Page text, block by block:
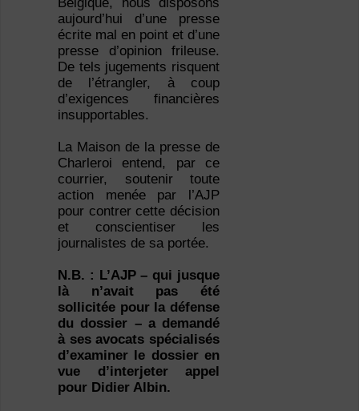
Belgique, nous disposons
aujourd’hui d’une presse
écrite mal en point et d’une
presse d’opinion frileuse.
De tels jugements risquent
de l’étrangler, à coup
d’exigences financières
insupportables.
La Maison de la presse de
Charleroi entend, par ce
courrier, soutenir toute
action menée par l’AJP
pour contrer cette décision
et conscientiser les
journalistes de sa portée.
N.B. : L’AJP – qui jusque
là n’avait pas été
sollicitée pour la défense
du dossier – a demandé
à ses avocats spécialisés
d’examiner le dossier en
vue d’interjeter appel
pour Didier Albin.